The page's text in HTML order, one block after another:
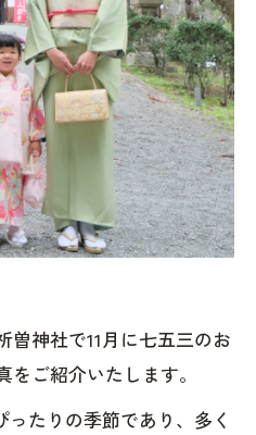
曽神社で11月に七五三のお
ご紹介いたします。
たりの季節であり、多く